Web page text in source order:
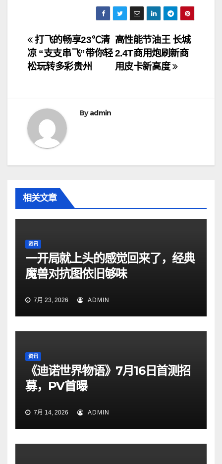
文
章
航
高性能节油王 长城
2.4T商用炮刷新商
用皮卡新高度
打飞的畅享23℃清
凉 “支支串飞”带你轻
松玩转多彩贵州
Byadmin
相关文章
资讯
一开局就上头的感觉回来了，经典
魔兽对抗图依旧够味
7月 23, 2026 ADMIN
资讯
《迪诺世界物语》7月16日首测招
募，PV首曝
7月 14, 2026 ADMIN